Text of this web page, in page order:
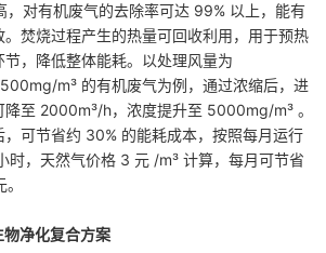
对有机废气的去除率可达 99% 以上，能有
焚烧过程产生的热量可回收利用，用于预热
，降低整体能耗。以处理风量为
m³ 的有机废气为例，通过浓缩后，进
降至 2000m³/h，浓度提升至 5000mg/m³ 。
可节省约 30% 的能耗成本，按照每月运行
时，天然气价格 3 元 /m³ 计算，每月可节省
净化复合方案